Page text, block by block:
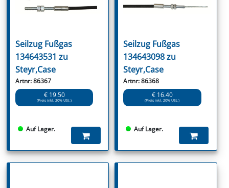
Seilzug Fußgas
134643531 zu
Steyr,Case
Artnr: 86367
€ 19.50
(Preis inkl. 20% USt.)
Auf Lager.
Seilzug Fußgas
134643098 zu
Steyr,Case
Artnr: 86368
€ 16.40
(Preis inkl. 20% USt.)
Auf Lager.